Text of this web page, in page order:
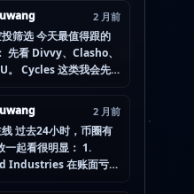
（WLFI）、
Computer (IOU)
不是因为它们一定最
像“热度是不是在回流”
这种时候最怕把...
2 月前
筛选 今天最值得跟的
先看 Divvy、Clasho、
。 Cycles 这类我会先
想清楚。 现在做空投最
没项目，而是一下全
一条都没做扎实。
airdrop-
#空投项目 #...
2 月前
过去24小时，币圈有
一起看很明显： 1.
Industries 在账面亏损